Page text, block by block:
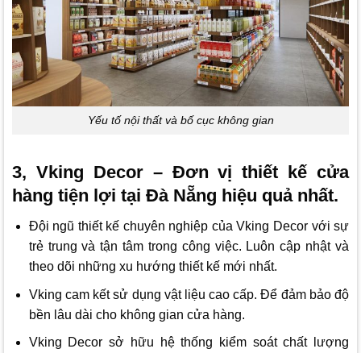
Yếu tố nội thất và bố cục không gian
3, Vking Decor – Đơn vị thiết kế cửa
hàng tiện lợi tại Đà Nẵng hiệu quả nhất.
Đội ngũ thiết kế chuyên nghiệp củaVking Decorvới sự
trẻ trung và tận tâm trong công việc. Luôn cập nhật và
theo dõi những xu hướng thiết kế mới nhất.
Vking cam kết sử dụng vật liệu cao cấp. Để đảm bảo độ
bền lâu dài cho không gian cửa hàng.
Vking Decor sở hữu hệ thống kiểm soát chất lượng